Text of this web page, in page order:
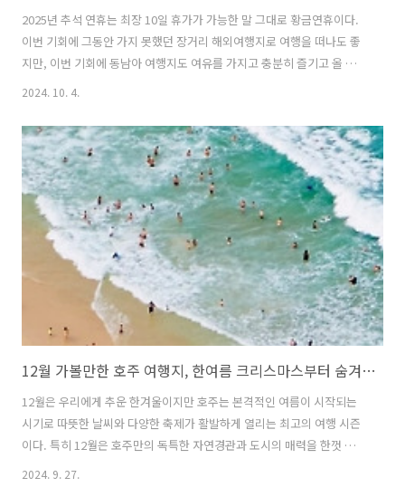
2025년 추석 연휴는 최장 10일 휴가가 가능한 말 그대로 황금연휴이다.
이번 기회에 그동안 가지 못했던 장거리 해외여행지로 여행을 떠나도 좋
지만, 이번 기회에 동남아 여행지도 여유를 가지고 충분히 즐기고 올 수
도 있다. 이번 글에서는 2025년 10월 추석연휴에 가볼 만한 동남아여행
체험도 하면서 아름다운 자연경관을 볼 수 있거나 또는 휴양도 동시에 가
능한 동남아 여행지를 소개한다. 참고로 아래 소개하는 동남아 여행지는
모두 여행사 패키지 상품이 있어 풀패키지 상품부터 자유여행형 패키지
상품까지 다양하게 판매하고 있어 편하게 다녀오고 싶다면 패키지 상품
을 이용해도 좋다. 1. 태국 방콕 - 파타야태국의 수도 방콕은 황금 사원,
맛있..
2024. 10. 4.
12월 가볼만한 호주 여행지, 한여름 크리스마스부터 숨겨진 자연까지
12월은 우리에게 추운 한겨울이지만 호주는 본격적인 여름이 시작되는
시기로 따뜻한 날씨와 다양한 축제가 활발하게 열리는 최고의 여행 시즌
이다. 특히 12월은 호주만의 독특한 자연경관과 도시의 매력을 한껏 느
낄 수 있는 시기인 동시에 한여름 크리스마스를 즐길 수 있는 최고의 여
2024. 9. 27.